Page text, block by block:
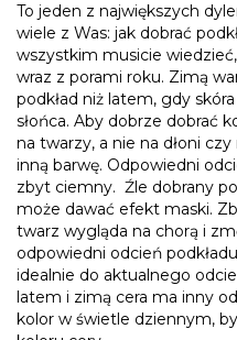
To jeden z największych
wiele z Was: jak dobrać
wszystkim musicie
wraz z porami roku. Zimą
podkład niż latem, gdy
słońca. Aby dobrze dobrać
na twarzy, a nie na dłoni
inną barwę. Odpowiedni
zbyt ciemny. Źle dobrany
może dawać efekt maski.
twarz wygląda na chorą i
odpowiedni odcień
idealnie do aktualnego
latem i zimą cera ma inny
kolor w świetle dziennym,